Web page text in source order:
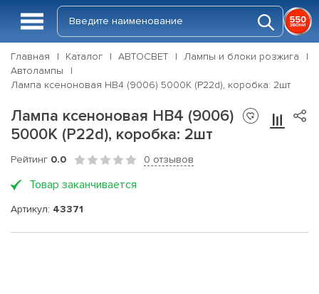
Главная Каталог АВТОСВЕТ
Лампы и блоки розжига
Автолампы
Лампа ксеноновая HB4 (9006) 5000K (P22d), коробка: 2шт
Лампа ксеноновая HB4 (9006)
5000K (P22d), коробка: 2шт
Рейтинг 0.0 0 отзывов
Товар заканчивается
Артикул: 43371